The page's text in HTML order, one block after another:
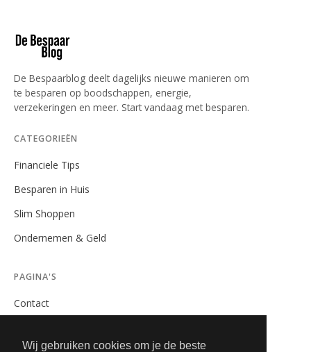
Wij gebruiken cookies om je de beste
De Bespaarblog deelt dagelijks nieuwe manieren om
te besparen op boodschappen, energie,
verzekeringen en meer. Start vandaag met besparen.
CATEGORIEËN
Financiele Tips
Besparen in Huis
Slim Shoppen
Ondernemen & Geld
PAGINA'S
Contact